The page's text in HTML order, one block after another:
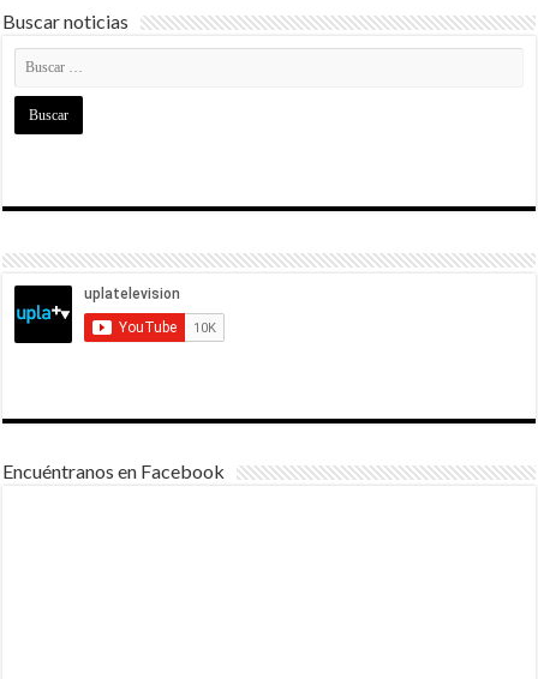
Buscar noticias
Encuéntranos en Facebook